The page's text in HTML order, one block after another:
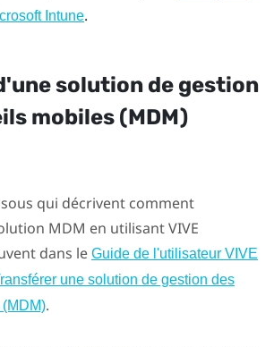
Intune.
solution de gestion
mobiles (MDM)
qui décrivent comment
MDM en utilisantVIVE
dans le Guide de l'utilisateur VIVE
une solution de gestion des
.